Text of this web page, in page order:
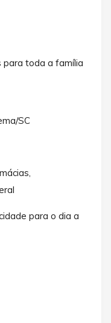
para toda a família
SC
para o dia a